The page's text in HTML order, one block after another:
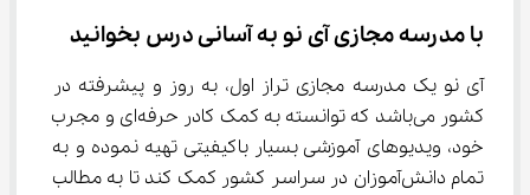
با مدرسه مجازی آی نو به آسانی درس بخوانید
آی نو یک مدرسه مجازی تراز اول، به روز و پیشرفته در
کشور می‌باشد که توانسته به کمک کادر حرفه‌ای و مجرب
خود، ویدیوهای آموزشی بسیار باکیفیتی تهیه نموده و به
تمام دانش‌آموزان در سراسر کشور کمک کند تا به مطالب